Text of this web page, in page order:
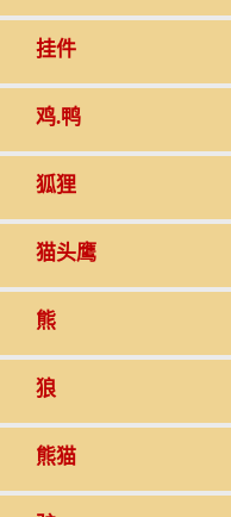
挂件
鸡.鸭
狐狸
猫头鹰
熊
狼
熊猫